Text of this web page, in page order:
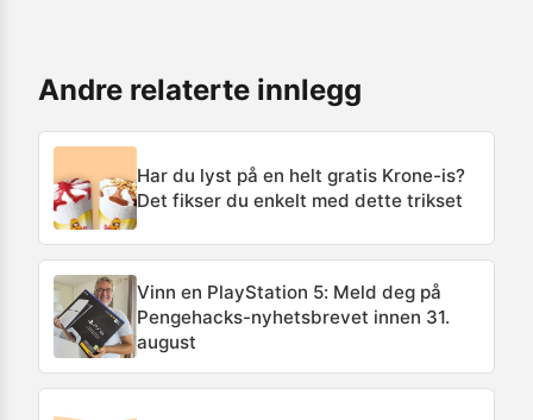
Andre relaterte innlegg
Har du lyst på en helt gratis Krone-is?
Det fikser du enkelt med dette trikset
Vinn en PlayStation 5: Meld deg på
Pengehacks-nyhetsbrevet innen 31.
august